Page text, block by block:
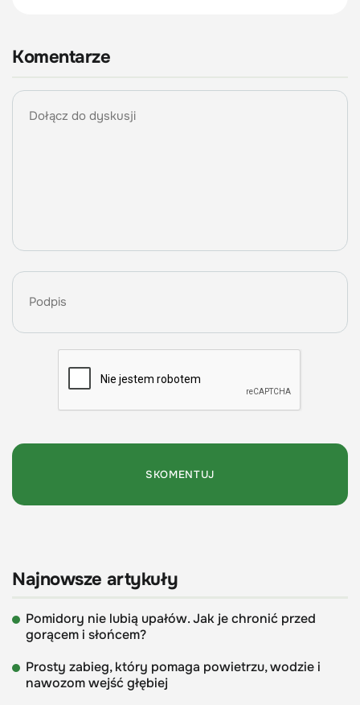
Komentarze
Najnowsze artykuły
Pomidory nie lubią upałów. Jak je chronić przed
gorącem i słońcem?
Prosty zabieg, który pomaga powietrzu, wodzie i
nawozom wejść głębiej